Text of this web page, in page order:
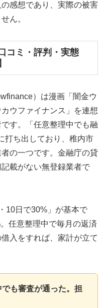
感想であり、実際の被害
ん。
コミ・評判・実態
）は漫画「闇金ウ
ウファイナンス」を連想
す。「任意整理中でも融
打ち出しており、稚内市
の一つです。金融庁の貸
載がない無登録業者で
10日で30%」が基本で
任意整理中で毎月の返済
入をすれば、家計が立て
でも審査が通った。担